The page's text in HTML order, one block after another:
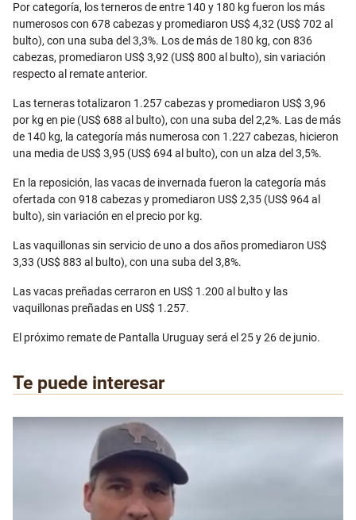
Por categoría, los terneros de entre 140 y 180 kg fueron los más
numerosos con 678 cabezas y promediaron US$ 4,32 (US$ 702 al
bulto), con una suba del 3,3%. Los de más de 180 kg, con 836
cabezas, promediaron US$ 3,92 (US$ 800 al bulto), sin variación
respecto al remate anterior.
Las terneras totalizaron 1.257 cabezas y promediaron US$ 3,96
por kg en pie (US$ 688 al bulto), con una suba del 2,2%. Las de más
de 140 kg, la categoría más numerosa con 1.227 cabezas, hicieron
una media de US$ 3,95 (US$ 694 al bulto), con un alza del 3,5%.
En la reposición, las vacas de invernada fueron la categoría más
ofertada con 918 cabezas y promediaron US$ 2,35 (US$ 964 al
bulto), sin variación en el precio por kg.
Las vaquillonas sin servicio de uno a dos años promediaron US$
3,33 (US$ 883 al bulto), con una suba del 3,8%.
Las vacas preñadas cerraron en US$ 1.200 al bulto y las
vaquillonas preñadas en US$ 1.257.
El próximo remate de Pantalla Uruguay será el 25 y 26 de junio.
Te puede interesar